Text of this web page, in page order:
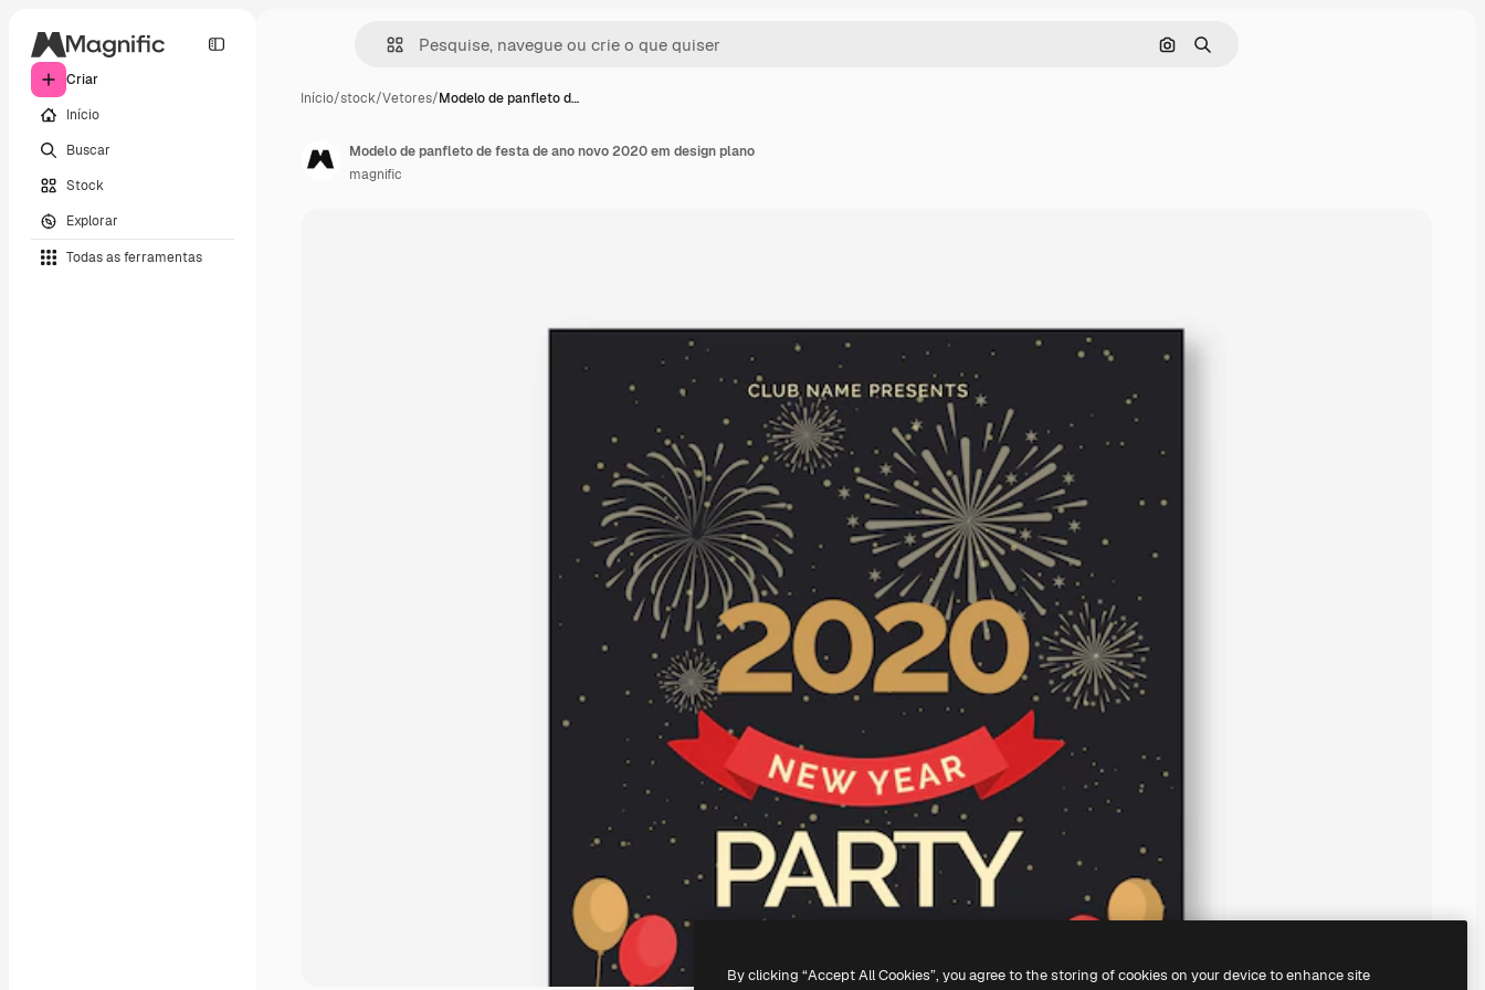
Criar
Início
Buscar
Stock
Explorar
Todas as ferramentas
Pesquisar por imagem
Buscar
Início/stock/Vetores/Modelo de panfleto d…
Modelo de panfleto de festa de ano novo 2020 em design plano
magnific
By clicking “Accept All Cookies”, you agree to the storing of cookies on your device to enhance site